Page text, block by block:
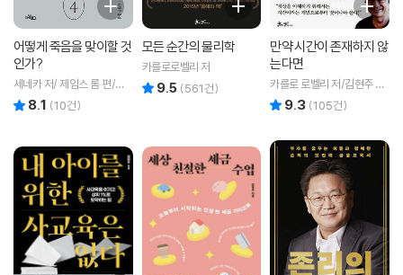
어떻게 죽음을 맞이할 것
인가?
세네카 저/ 제임스 롬 편/김
현주 역
8.1 (10건)
모든 순간의 물리학
카를로로벨리 저
9.5 (561건)
만약 시간이 존재하지 않
는다면
카를로 로벨리 저/김현주 역/
이중원 감수
9.3 (105건)